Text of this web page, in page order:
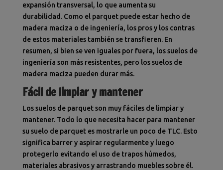
expansión transversal, lo que aumenta su
durabilidad. Como el parquet puede estar hecho de
madera maciza o de ingeniería, los pros y los contras
de estos materiales también se transfieren. En
resumen, si bien se ven iguales por fuera, los suelos de
ingeniería son más resistentes, pero los suelos de
madera maciza pueden durar más.
Fácil de limpiar y mantener
Los suelos de parquet son muy fáciles de limpiar y
mantener. Todo lo que necesita hacer para mantener
su suelo de parquet es mostrarle un poco de TLC. Esto
significa barrer y aspirar regularmente y luego
protegerlo evitando el uso de trapos húmedos,
materiales abrasivos y arrastrando muebles sobre él.